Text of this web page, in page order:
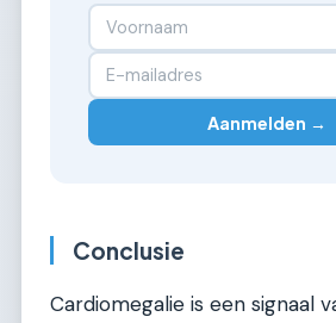
Aanmelden →
Conclusie
Cardiomegalie is een signaal